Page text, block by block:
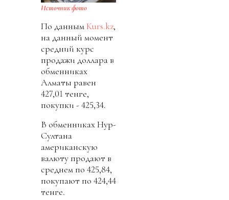
Источник фото
По даннымKurs.kz,
на данный момент
средний курс
продажи доллара в
обменниках
Алматы равен
427,01 тенге,
покупки - 425,34.
В обменниках Нур-
Султана
американскую
валюту продают в
среднем по 425,84,
покупают по 424,44
тенге.